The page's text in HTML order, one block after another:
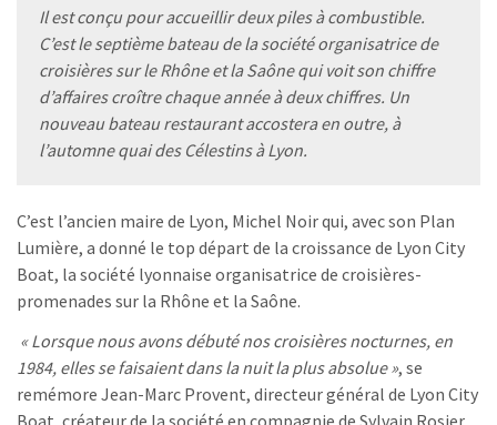
Il est conçu pour accueillir deux piles à combustible.
C’est le septième bateau de la société organisatrice de
croisières sur le Rhône et la Saône qui voit son chiffre
d’affaires croître chaque année à deux chiffres. Un
nouveau bateau restaurant accostera en outre, à
l’automne quai des Célestins à Lyon.
C’est l’ancien maire de Lyon, Michel Noir qui, avec son Plan
Lumière, a donné le top départ de la croissance de Lyon City
Boat, la société lyonnaise organisatrice de croisières-
promenades sur la Rhône et la Saône.
« Lorsque nous avons débuté nos croisières nocturnes, en
1984, elles se faisaient dans la nuit la plus absolue », se
remémore Jean-Marc Provent, directeur général de Lyon City
Boat, créateur de la société en compagnie de Sylvain Rosier,